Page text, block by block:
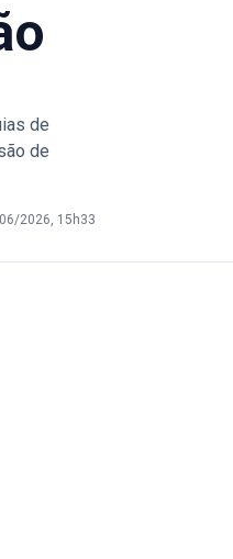
de
de
2026, 15h33